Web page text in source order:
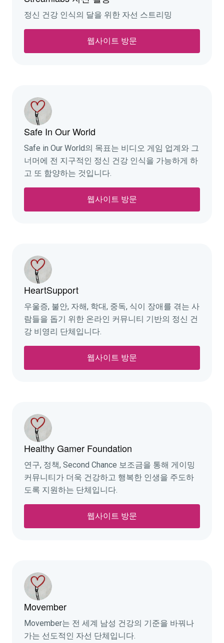
정신 건강 인식의 달을 위한 자선 스트리밍
웹사이트 방문
Safe In Our World
Safe in Our World의 목표는 비디오 게임 업계와 그
너머에 전 지구적인 정신 건강 인식을 가능하게 하
고 또 함양하는 것입니다.
웹사이트 방문
HeartSupport
우울증, 불안, 자해, 학대, 중독, 식이 장애를 겪는 사
람들을 돕기 위한 온라인 커뮤니티 기반의 정신 건
강 비영리 단체입니다.
웹사이트 방문
Healthy Gamer Foundation
연구, 정책, Second Chance 보조금을 통해 게이밍
커뮤니티가 더욱 건강하고 행복한 인생을 주도하
도록 지원하는 단체입니다.
웹사이트 방문
Movember
Movember는 전 세계 남성 건강의 기준을 바꿔나
가는 선도적인 자선 단체입니다.